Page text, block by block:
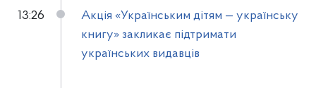
13:26
Акція «Українським дітям — українську
книгу» закликає підтримати
українських видавців